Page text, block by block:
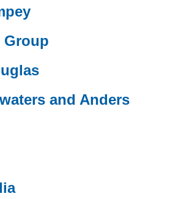
Group
and Anders